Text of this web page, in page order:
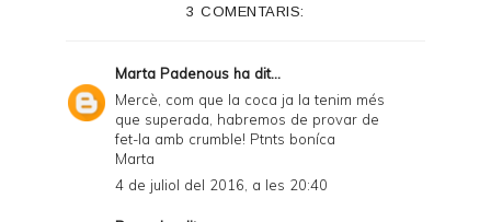
i
n
3 COMENTARIS:
Marta Padenous ha dit...
Mercè, com que la coca ja la tenim més
que superada, habremos de provar de
fet-la amb crumble! Ptnts boníca
Marta
4 de juliol del 2016, a les 20:40